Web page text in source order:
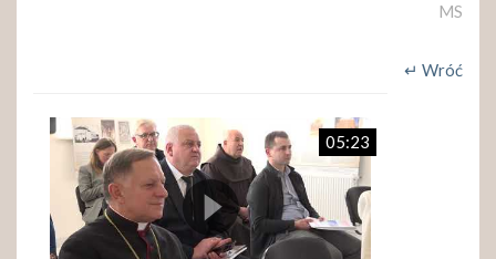
MS
↵ Wróć
05:23